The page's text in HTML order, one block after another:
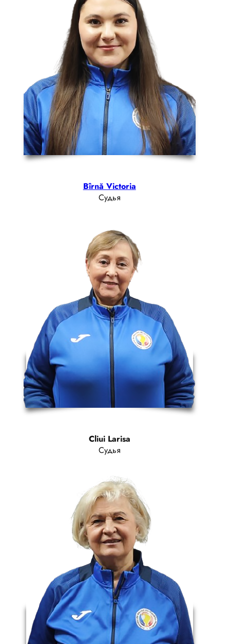
Bîrnă Victoria
Судья
Cliui Larisa
Судья